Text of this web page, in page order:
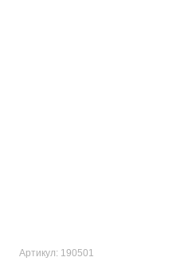
Артикул: 190501